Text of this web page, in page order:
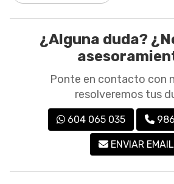
¿Alguna duda?
Ponte en contacto con
resolveremos tus
604 065 035
ENVIAR EMAIL